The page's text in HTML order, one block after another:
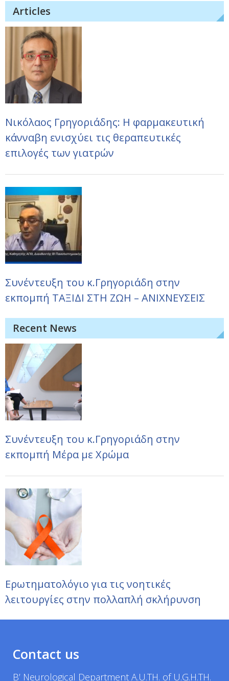
Articles
Νικόλαος Γρηγοριάδης: Η φαρμακευτική
κάνναβη ενισχύει τις θεραπευτικές
επιλογές των γιατρών
Συνέντευξη του κ.Γρηγοριάδη στην
εκπομπή ΤΑΞΙΔΙ ΣΤΗ ΖΩΗ – ΑΝΙΧΝΕΥΣΕΙΣ
Recent News
Συνέντευξη του κ.Γρηγοριάδη στην
εκπομπή Μέρα με Χρώμα
Ερωτηματολόγιο για τις νοητικές
λειτουργίες στην πολλαπλή σκλήρυνση
Contact us
B’ Neurological Department A.U.TH. of U.G.H.TH.